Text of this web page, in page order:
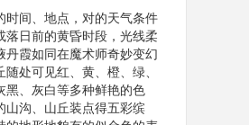
时间、地点，对的天气条件
落日前的黄昏时段，光线柔
丹霞如同在魔术师奇妙变幻
处可见红、黄、橙、绿、
黑、灰白等多种鲜艳的色
山沟、山丘装点得五彩缤